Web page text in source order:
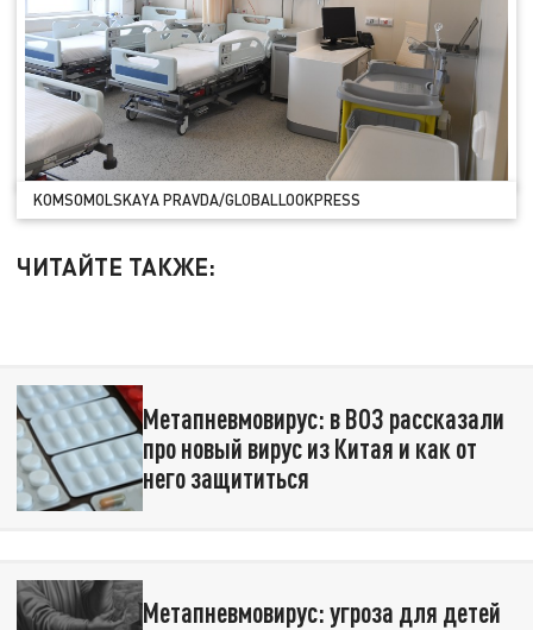
KOMSOMOLSKAYA PRAVDA/GLOBALLOOKPRESS
ЧИТАЙТЕ ТАКЖЕ:
Метапневмовирус: в ВОЗ рассказали
про новый вирус из Китая и как от
него защититься
Метапневмовирус: угроза для детей